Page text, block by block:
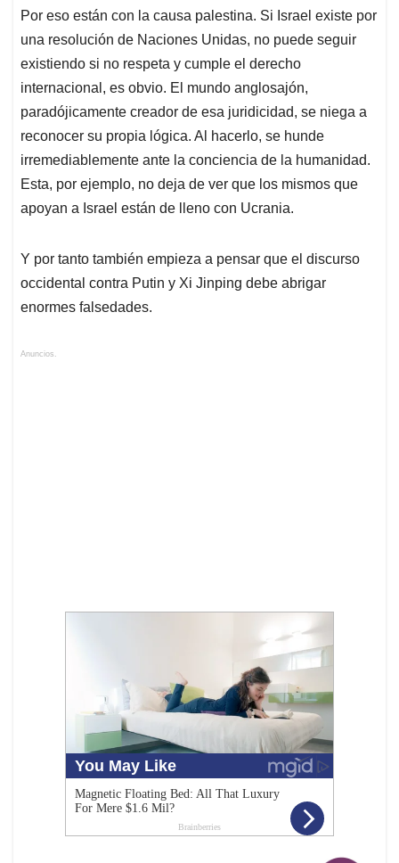
Por eso están con la causa palestina. Si Israel existe por
una resolución de Naciones Unidas, no puede seguir
existiendo si no respeta y cumple el derecho
internacional, es obvio. El mundo anglosajón,
paradójicamente creador de esa juridicidad, se niega a
reconocer su propia lógica. Al hacerlo, se hunde
irremediablemente ante la conciencia de la humanidad.
Esta, por ejemplo, no deja de ver que los mismos que
apoyan a Israel están de lleno con Ucrania.
Y por tanto también empieza a pensar que el discurso
occidental contra Putin y Xi Jinping debe abrigar
enormes falsedades.
Anuncios.